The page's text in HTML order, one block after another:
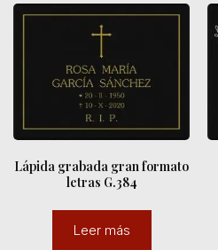
Lápida grabada gran formato
letras G.384
Leer más